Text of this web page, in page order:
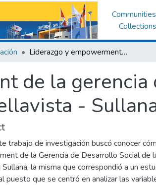
Collections
Liderazgo y empowerment de la gerencia de desarrollo social de la Municipalidad de Bellavista - Sullana
de la
-
trabajo de investigación buscó conocer
de la Gerencia de Desarrollo Social de
la misma que correspondió a un
puesto que se centró en analizar las